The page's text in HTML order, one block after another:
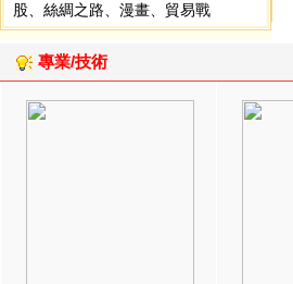
股
絲綢之路 漫畫 貿易戰
專業/技術